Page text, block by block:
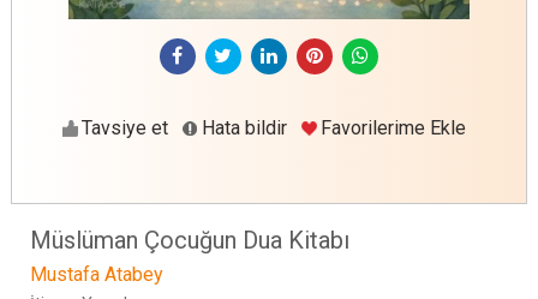
Tavsiye et Hata bildir Favorilerime Ekle
Müslüman Çocuğun Dua Kitabı
Mustafa Atabey